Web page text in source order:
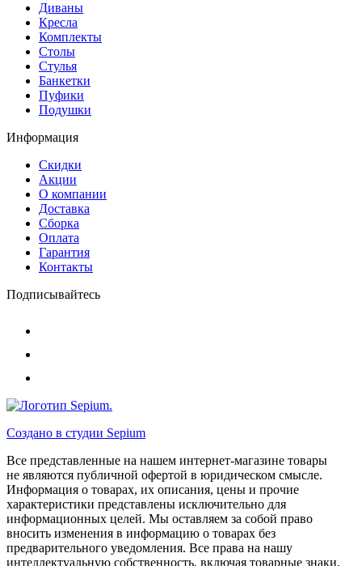
Диваны
Кресла
Комплекты
Столы
Стулья
Банкетки
Пуфики
Подушки
Информация
Скидки
Акции
О компании
Доставка
Сборка
Оплата
Гарантия
Контакты
Подписывайтесь
Создано в студии Sepium
Все представленные на нашем интернет-магазине товары
не являются публичной офертой в юридическом смысле.
Информация о товарах, их описания, цены и прочие
характеристики представлены исключительно для
информационных целей. Мы оставляем за собой право
вносить изменения в информацию о товарах без
предварительного уведомления. Все права на нашу
интеллектуальную собственность, включая товарные знаки,